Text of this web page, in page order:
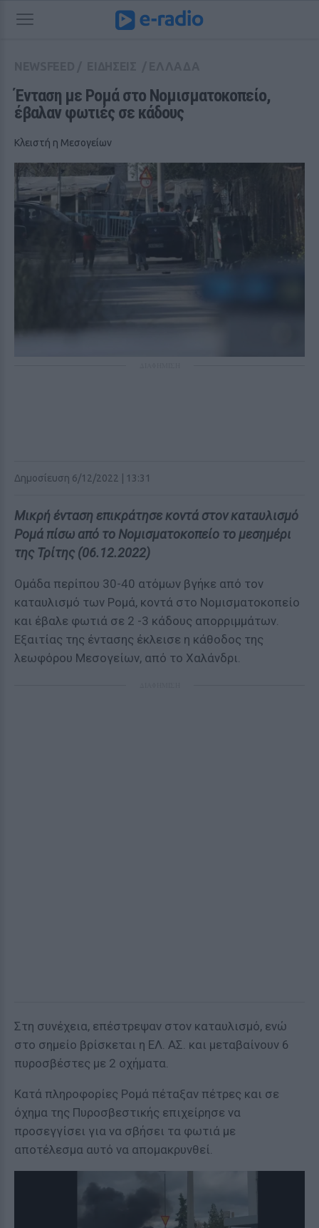
Ένταση με Ρομά στο Νομισματοκοπείο,
έβαλαν φωτιές σε κάδους
Κλειστή η Μεσογείων
Δημοσίευση 6/12/2022 | 13:31
Μικρή ένταση επικράτησε κοντά στον καταυλισμό
Ρομά πίσω από το Νομισματοκοπείο το μεσημέρι
της Τρίτης (06.12.2022)
Ομάδα περίπου 30-40 ατόμων βγήκε από τον
καταυλισμό των Ρομά, κοντά στο Νομισματοκοπείο
και έβαλε φωτιά σε 2 -3 κάδους απορριμμάτων.
Εξαιτίας της έντασης έκλεισε η κάθοδος της
λεωφόρου Μεσογείων, από το Χαλάνδρι.
Στη συνέχεια, επέστρεψαν στον καταυλισμό, ενώ
στο σημείο βρίσκεται η ΕΛ. ΑΣ. και μεταβαίνουν 6
πυροσβέστες με 2 οχήματα.
Κατά πληροφορίες Ρομά πέταξαν πέτρες και σε
όχημα της Πυροσβεστικής επιχείρησε να
προσεγγίσει για να σβήσει τα φωτιά με
αποτέλεσμα αυτό να απομακρυνθεί.